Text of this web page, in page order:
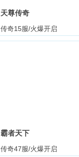
天尊传奇
传奇15服/火爆开启
霸者天下
传奇47服/火爆开启